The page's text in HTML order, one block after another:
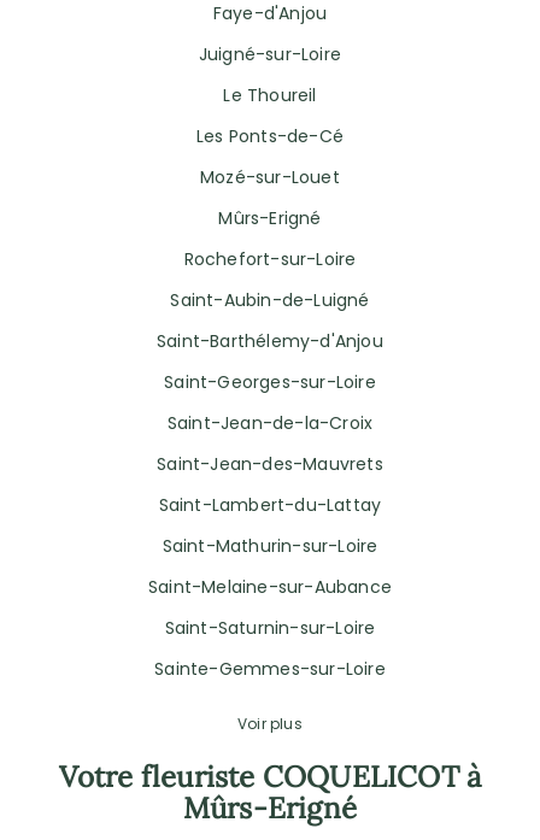
Faye-d'Anjou
Juigné-sur-Loire
Le Thoureil
Les Ponts-de-Cé
Mozé-sur-Louet
Mûrs-Erigné
Rochefort-sur-Loire
Saint-Aubin-de-Luigné
Saint-Barthélemy-d'Anjou
Saint-Georges-sur-Loire
Saint-Jean-de-la-Croix
Saint-Jean-des-Mauvrets
Saint-Lambert-du-Lattay
Saint-Mathurin-sur-Loire
Saint-Melaine-sur-Aubance
Saint-Saturnin-sur-Loire
Sainte-Gemmes-sur-Loire
Voir plus
Votre fleuriste COQUELICOT à
Mûrs-Erigné